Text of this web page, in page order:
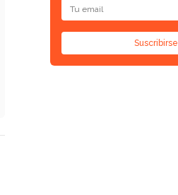
Suscribirse